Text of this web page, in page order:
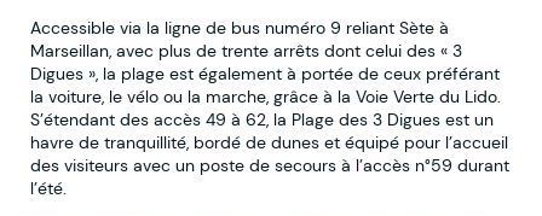
Accessible via la ligne de bus numéro 9 reliant Sète à
Marseillan, avec plus de trente arrêts dont celui des « 3
Digues », la plage est également à portée de ceux préférant
la voiture, le vélo ou la marche, grâce à la Voie Verte du Lido.
S’étendant des accès 49 à 62, la Plage des 3 Digues est un
havre de tranquillité, bordé de dunes et équipé pour l’accueil
des visiteurs avec un poste de secours à l’accès n°59 durant
l’été.